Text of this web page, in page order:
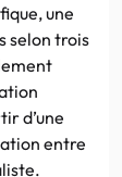
une
selon trois
d’une
entre